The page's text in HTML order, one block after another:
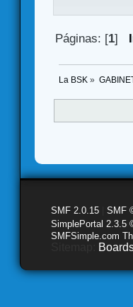
Páginas: [1]
La BSK »
SMF 2.0.15 SMF
SimplePortal 2.3.5
SMFSimple.com